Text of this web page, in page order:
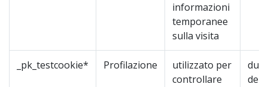
informazioni
temporanee
sulla visita
_pk_testcookie* Profilazione
utilizzato per
controllare
della